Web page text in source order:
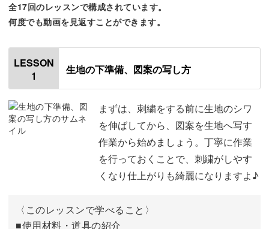
◎ポット
など、誰もがロンドンを連想する定番モチーフはもちろん
♪
他にも、クリスマスシーズンの訪れを告げる鳥「ロビン」
や、公園や街中でも見かけるほどポピュラーな動物「リ
ス」のモチーフなどもご紹介します。
見て、バッキンガム宮殿で衛兵と記念撮影…！
全17回のレッスンで構成されています。
何度でも動画を見返すことができます。
LESSON
1
生地の下準備、図案の写し方
まずは、刺繍をする前に生地のシワ
を伸ばしてから、図案を生地へ写す
作業から始めましょう。丁寧に作業
を行っておくことで、刺繍がしやす
くなり仕上がりも綺麗になりますよ♪
〈このレッスンで学べること〉
■使用材料・道具の紹介